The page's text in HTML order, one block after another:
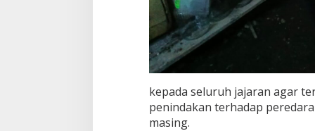
kepada seluruh jajaran agar
penindakan terhadap
masing.